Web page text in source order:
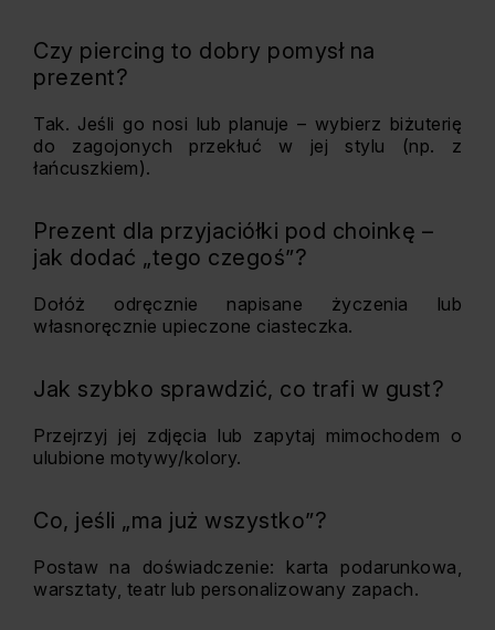
Czy piercing to dobry pomysł na
prezent?
Tak. Jeśli go nosi lub planuje – wybierz biżuterię
do zagojonych przekłuć w jej stylu (np. z
łańcuszkiem).
Prezent dla przyjaciółki pod choinkę –
jak dodać „tego czegoś”?
Dołóż odręcznie napisane życzenia lub
własnoręcznie upieczone ciasteczka.
Jak szybko sprawdzić, co trafi w gust?
Przejrzyj jej zdjęcia lub zapytaj mimochodem o
ulubione motywy/kolory.
Co, jeśli „ma już wszystko”?
Postaw na doświadczenie: karta podarunkowa,
warsztaty, teatr lub personalizowany zapach.